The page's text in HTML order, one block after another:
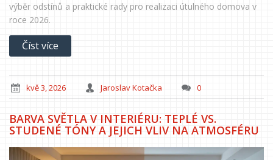
výběr odstínů a praktické rady pro realizaci útulného domova v
roce 2026.
Číst více
kvě 3, 2026 Jaroslav Kotačka 0
BARVA SVĚTLA V INTERIÉRU: TEPLÉ VS.
STUDENÉ TÓNY A JEJICH VLIV NA ATMOSFÉRU